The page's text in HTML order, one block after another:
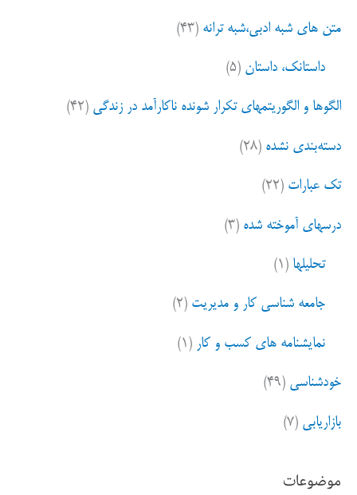
متن های شبه ادبی،شبه ترانه (۴۳)
داستانک، داستان (۵)
الگوها و الگوریتمهای تکرار شونده ناکارآمد در زندگی (۴۲)
دسته‌بندی نشده (۲۸)
تک عبارات (۲۲)
درسهای آموخته شده (۳)
تحلیلها (۱)
جامعه شناسی کار و مدیریت (۲)
نمایشنامه های کسب و کار (۱)
خودشناسی (۴۹)
بازاریابی (۷)
موضوعات